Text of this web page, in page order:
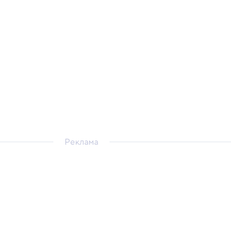
Реклама